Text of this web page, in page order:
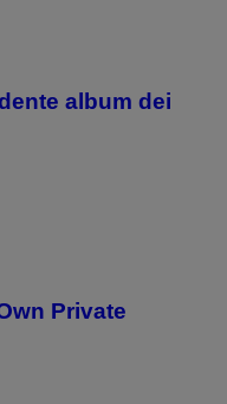
album dei
Private